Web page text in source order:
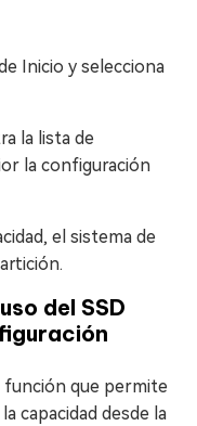
Inicio y selecciona
la lista de
la configuración
el sistema de
del SSD
función que permite
capacidad desde la